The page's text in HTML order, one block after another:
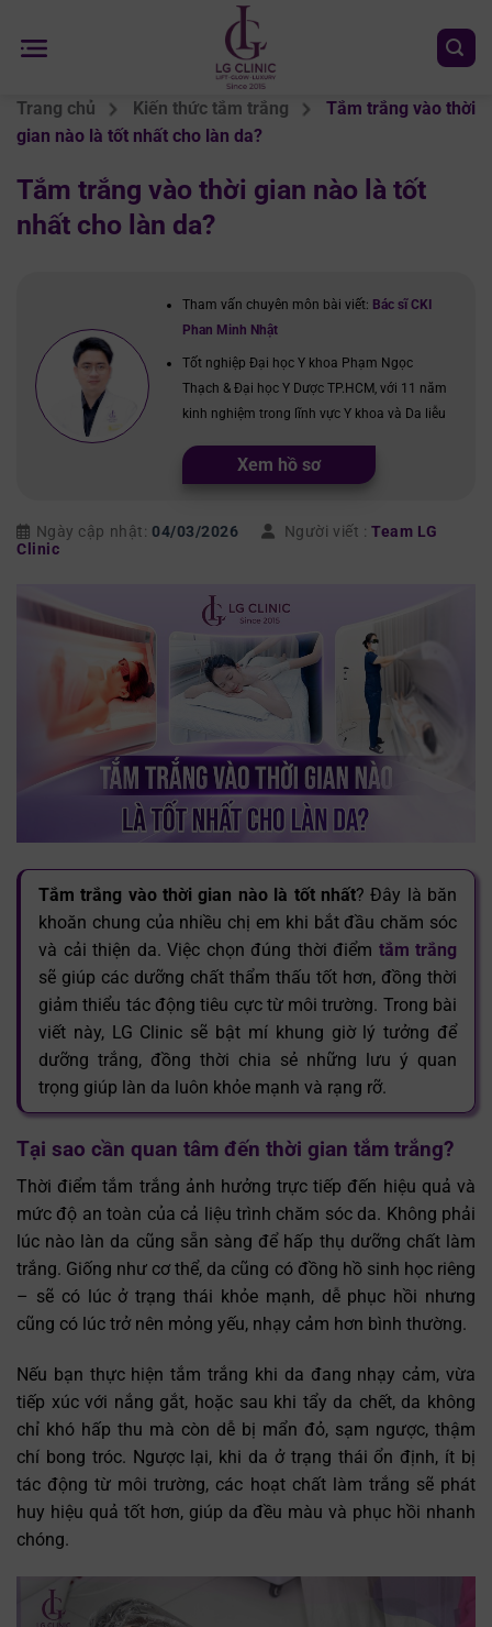
đến
Trang chủ Kiến thức tắm trắng
Tắm trắng vào thời
gian nào là tốt nhất cho làn da?
Tắm trắng vào thời gian nào là tốt
nhất cho làn da?
Tham vấn chuyên môn bài viết: Bác sĩ CKI
Phan Minh Nhật
Tốt nghiệp Đại học Y khoa Phạm Ngọc
Thạch & Đại học Y Dược TP.HCM, với 11 năm
kinh nghiệm trong lĩnh vực Y khoa và Da liễu
Xem hồ sơ
Ngày cập nhật: 04/03/2026 Người viết : Team LG
Clinic
Tắm trắng vào thời gian nào là tốt nhất? Đây là băn
khoăn chung của nhiều chị em khi bắt đầu chăm sóc
và cải thiện da. Việc chọn đúng thời điểm tắm trắng
sẽ giúp các dưỡng chất thẩm thấu tốt hơn, đồng thời
giảm thiểu tác động tiêu cực từ môi trường. Trong bài
viết này, LG Clinic sẽ bật mí khung giờ lý tưởng để
dưỡng trắng, đồng thời chia sẻ những lưu ý quan
trọng giúp làn da luôn khỏe mạnh và rạng rỡ.
Tại sao cần quan tâm đến thời gian tắm trắng?
Thời điểm tắm trắng ảnh hưởng trực tiếp đến hiệu quả và
mức độ an toàn của cả liệu trình chăm sóc da. Không phải
lúc nào làn da cũng sẵn sàng để hấp thụ dưỡng chất làm
trắng. Giống như cơ thể, da cũng có đồng hồ sinh học riêng
– sẽ có lúc ở trạng thái khỏe mạnh, dễ phục hồi nhưng
cũng có lúc trở nên mỏng yếu, nhạy cảm hơn bình thường.
Nếu bạn thực hiện tắm trắng khi da đang nhạy cảm, vừa
tiếp xúc với nắng gắt, hoặc sau khi tẩy da chết, da không
chỉ khó hấp thu mà còn dễ bị mẩn đỏ, sạm ngược, thậm
chí bong tróc. Ngược lại, khi da ở trạng thái ổn định, ít bị
tác động từ môi trường, các hoạt chất làm trắng sẽ phát
huy hiệu quả tốt hơn, giúp da đều màu và phục hồi nhanh
chóng.